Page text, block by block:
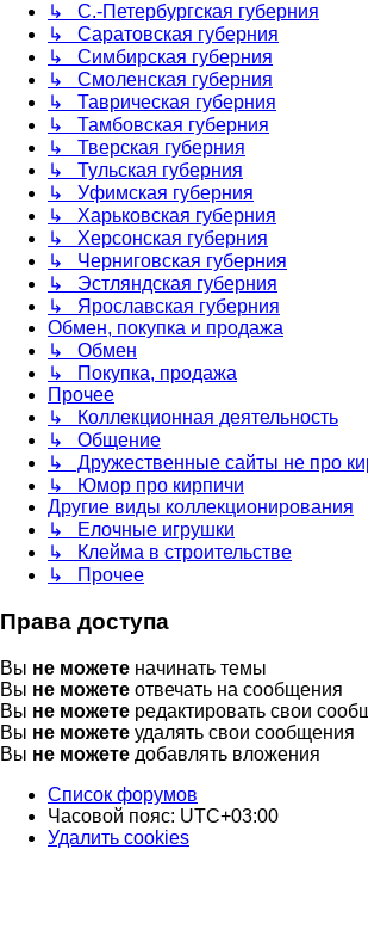
↳ С.-Петербургская губерния
↳ Саратовская губерния
↳ Симбирская губерния
↳ Смоленская губерния
↳ Таврическая губерния
↳ Тамбовская губерния
↳ Тверская губерния
↳ Тульская губерния
↳ Уфимская губерния
↳ Харьковская губерния
↳ Херсонская губерния
↳ Черниговская губерния
↳ Эстляндская губерния
↳ Ярославская губерния
Обмен, покупка и продажа
↳ Обмен
↳ Покупка, продажа
Прочее
↳ Коллекционная деятельность
↳ Общение
↳ Дружественные сайты не про
↳ Юмор про кирпичи
Другие виды коллекционирования
↳ Елочные игрушки
↳ Клейма в строительстве
↳ Прочее
Права доступа
Вы не можете начинать темы
Вы не можете отвечать на сообщения
Вы не можете редактировать свои
Вы не можете удалять свои сообщения
Вы не можете добавлять вложения
Список форумов
Часовой пояс: UTC+03:00
Удалить cookies